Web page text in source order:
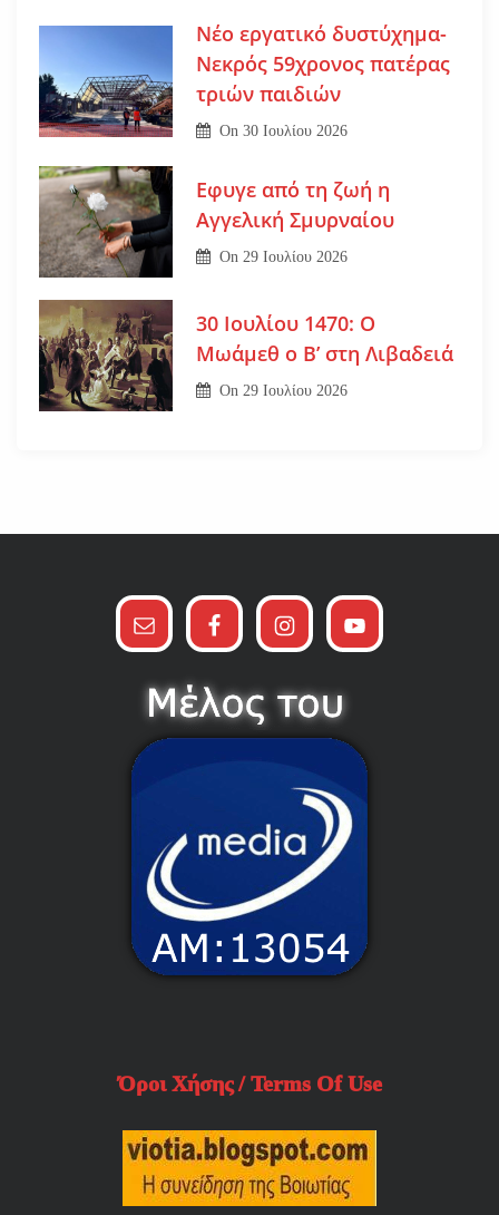
Νέο εργατικό δυστύχημα-
Νεκρός 59χρονος πατέρας
τριών παιδιών
On30 Ιουλίου 2026
Εφυγε από τη ζωή η
Αγγελική Σμυρναίου
On 29 Ιουλίου 2026
30 Ιουλίου 1470: Ο
Μωάμεθ ο Β’ στη Λιβαδειά
On 29 Ιουλίου 2026
Όροι Χήσης / Terms Of Use